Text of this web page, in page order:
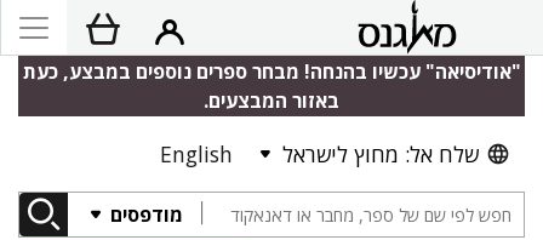
"אודיסיאה" עכשיו בהנחה! מבחר ספרים נוספים במבצע, כעת
באזור המבצעים.
שלח אל: מחוץ לישראל English
מודפסים